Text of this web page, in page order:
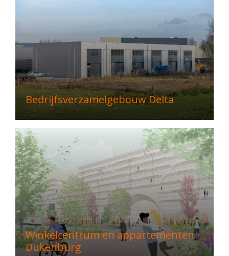
Bedrijfsverzamelgebouw Delta
Winkelcentrum en appartementen
Dukenburg